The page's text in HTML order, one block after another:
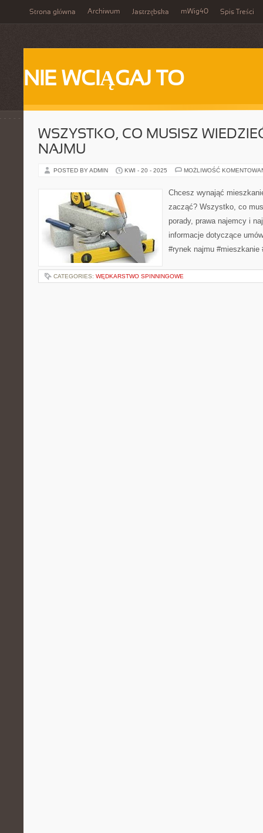
Strona główna Archiwum Jastrzębska mWig40 Spis Treści
NIE WCIĄGAJ TO
WSZYSTKO, CO MUSISZ
NAJMU
POSTED BY ADMIN KWI - 20 - 2025 MOŻLIWOŚĆ
Chcesz wynająć
zacząć? Wszystko, co
porady, prawa najemcy i
informacje dotyczące
#rynek najmu #mieszkanie
CATEGORIES: WĘDKARSTWO SPINNINGOWE